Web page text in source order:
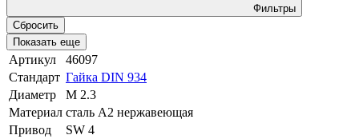
Фильтры
Сбросить
Показать еще
Артикул
46097
Стандарт Гайка DIN 934
Диаметр
М 2.3
Материал сталь A2 нержавеющая
Привод
SW 4